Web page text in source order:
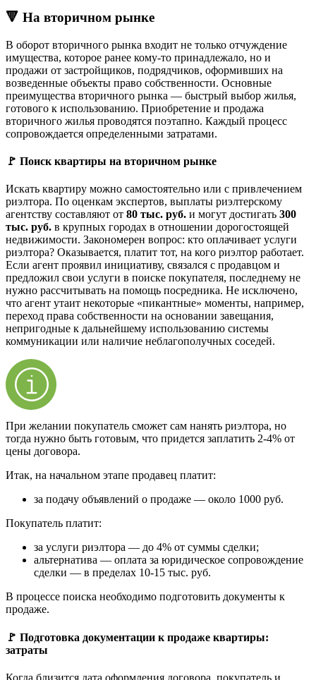
🔻 На вторичном рынке
В оборот вторичного рынка входит не только отчуждение
имущества, которое ранее кому-то принадлежало, но и
продажи от застройщиков, подрядчиков, оформивших на
возведенные объекты право собственности. Основные
преимущества вторичного рынка — быстрый выбор жилья,
готового к использованию. Приобретение и продажа
вторичного жилья проводятся поэтапно. Каждый процесс
сопровождается определенными затратами.
🚩 Поиск квартиры на вторичном рынке
Искать квартиру можно самостоятельно или с привлечением
риэлтора. По оценкам экспертов, выплаты риэлтерскому
агентству составляют от 80 тыс. руб. и могут достигать 300
тыс. руб. в крупных городах в отношении дорогостоящей
недвижимости. Закономерен вопрос: кто оплачивает услуги
риэлтора? Оказывается, платит тот, на кого риэлтор работает.
Если агент проявил инициативу, связался с продавцом и
предложил свои услуги в поиске покупателя, последнему не
нужно рассчитывать на помощь посредника. Не исключено,
что агент утаит некоторые «пикантные» моменты, например,
переход права собственности на основании завещания,
непригодные к дальнейшему использованию системы
коммуникации или наличие неблагополучных соседей.
При желании покупатель сможет сам нанять риэлтора, но
тогда нужно быть готовым, что придется заплатить 2-4% от
цены договора.
Итак, на начальном этапе продавец платит:
за подачу объявлений о продаже — около 1000 руб.
Покупатель платит:
за услуги риэлтора — до 4% от суммы сделки;
альтернатива — оплата за юридическое сопровождение
сделки — в пределах 10-15 тыс. руб.
В процессе поиска необходимо подготовить документы к
продаже.
🚩 Подготовка документации к продаже квартиры:
затраты
Когда близится дата оформления договора, покупатель и